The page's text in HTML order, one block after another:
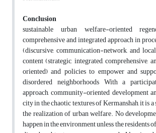
Conclusion
sustainable urban welfare-oriented
comprehensive and integrated approach in
(discursive, communication-network, and
content (strategic, integrated, comprehensive,
oriented) and policies to empower and
disordered neighborhoods With a
approach, community-oriented development
city in the chaotic textures of Kermanshah, it is
the realization of urban welfare. No
happen in the environment unless the residents